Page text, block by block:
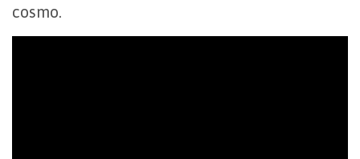
cosmo.